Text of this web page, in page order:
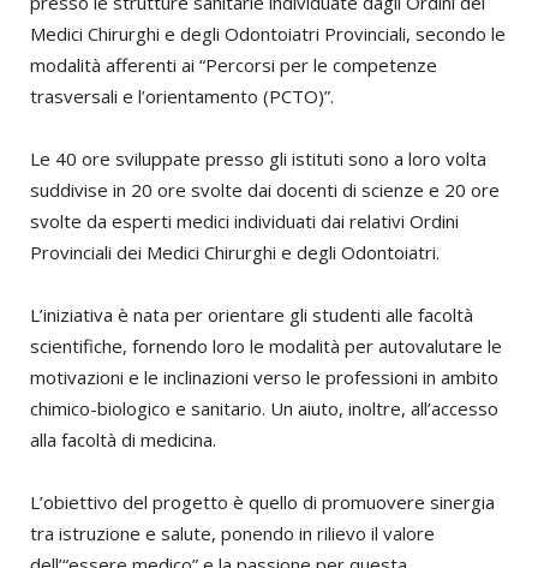
Medici Chirurghi e degli Odontoiatri Provinciali, secondo le
modalità afferenti ai “Percorsi per le competenze
trasversali e l’orientamento (PCTO)”.
Le 40 ore sviluppate presso gli istituti sono a loro volta
suddivise in 20 ore svolte dai docenti di scienze e 20 ore
svolte da esperti medici individuati dai relativi Ordini
Provinciali dei Medici Chirurghi e degli Odontoiatri.
L’iniziativa è nata per orientare gli studenti alle facoltà
scientifiche, fornendo loro le modalità per autovalutare le
motivazioni e le inclinazioni verso le professioni in ambito
chimico-biologico e sanitario. Un aiuto, inoltre, all’accesso
alla facoltà di medicina.
L’obiettivo del progetto è quello di promuovere sinergia
tra istruzione e salute, ponendo in rilievo il valore